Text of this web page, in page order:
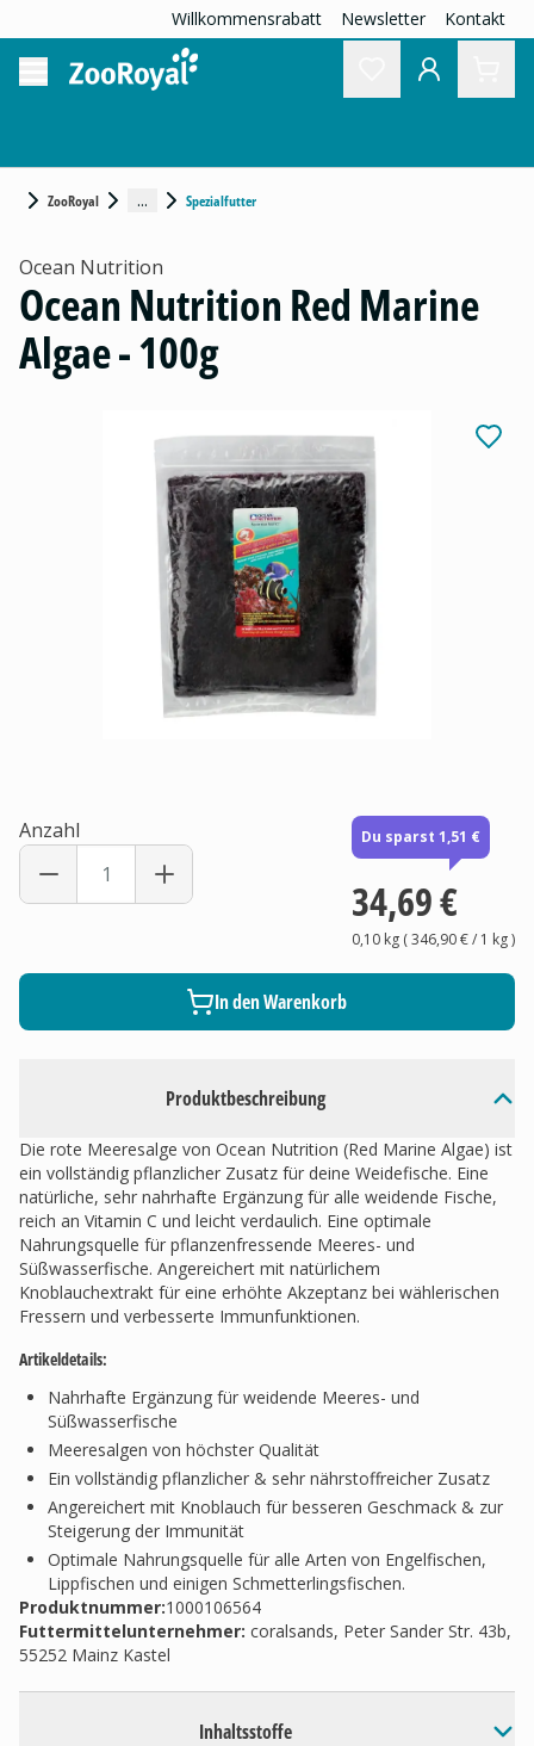
Willkommensrabatt Newsletter Kontakt
ZooRoyal ... Spezialfutter
Produktbeschreibung
Die rote Meeresalge von Ocean Nutrition (Red Marine Algae) ist
ein vollständig pflanzlicher Zusatz für deine Weidefische. Eine
natürliche, sehr nahrhafte Ergänzung für alle weidende Fische,
reich an Vitamin C und leicht verdaulich. Eine optimale
Nahrungsquelle für pflanzenfressende Meeres- und
Süßwasserfische. Angereichert mit natürlichem
Knoblauchextrakt für eine erhöhte Akzeptanz bei wählerischen
Fressern und verbesserte Immunfunktionen.
Artikeldetails:
Nahrhafte Ergänzung für weidende Meeres- und
Süßwasserfische
Meeresalgen von höchster Qualität
Ein vollständig pflanzlicher & sehr nährstoffreicher Zusatz
Angereichert mit Knoblauch für besseren Geschmack & zur
Steigerung der Immunität
Optimale Nahrungsquelle für alle Arten von Engelfischen,
Lippfischen und einigen Schmetterlingsfischen.
Produktnummer:1000106564
Futtermittelunternehmer: coralsands, Peter Sander Str. 43b,
55252 Mainz Kastel
Inhaltsstoffe
Ocean Nutrition
Ocean Nutrition Red Marine
Algae - 100g
Anzahl Du sparst 1,51 €
34,69 €
0,10 kg(346,90 €/ 1 kg)
In den Warenkorb